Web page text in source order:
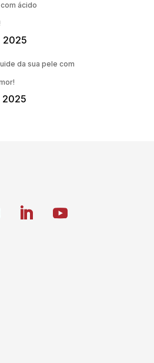
ácido
2025
da sua pele com
2025